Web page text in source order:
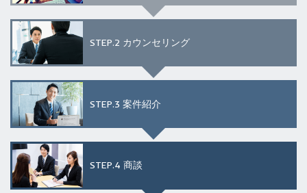
STEP.2 カウンセリング
STEP.3 案件紹介
STEP.4 商談